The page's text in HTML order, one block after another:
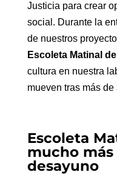
Justicia para crear
social. Durante la
de nuestros
Escoleta Matinal
cultura en nuestra
mueven tras más
Escoleta
mucho
desayuno